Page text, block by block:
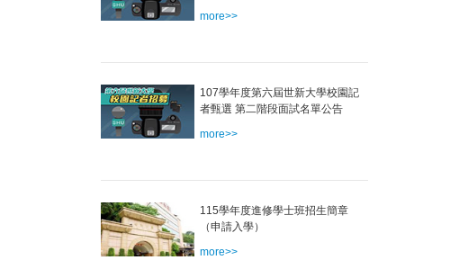
more>>
107學年度第六屆世新大學校園記
者甄選 第二階段面試名單公告
more>>
115學年度進修學士班招生簡章
（申請入學）
more>>